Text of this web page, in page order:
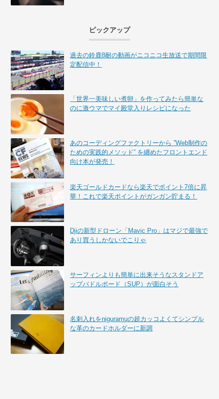
ピックアップ
過去の鈴鹿8耐の動画がニコニコ生放送で期間限
定配信中！
「世界一美味しい煮卵」を作ってみたら簡単な
のに激ウマでマイ殿堂入りレシピになった
あのコーディングファクトリーから ”Web制作の
ための実践的メソッド” を纏めたフロントエンド
向け本が発売！
楽天ゴールドカードなら楽天でポイント7倍に昇
華！これで楽天ポイントがガンガン貯まる！
Djiの新型ドローン「Mavic Pro」はマジで最強で
あり買うしかないでこりゃ
サーフィンよりも簡単に出来そうなスタンドア
ップパドルボード（SUP）が面白そう
名刺入れをniguramuの超カッコよくてシンプル
な革のカードホルダーに新調